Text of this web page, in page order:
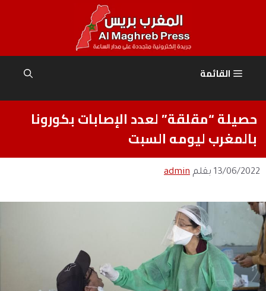
القائمة
حصيلة “مقلقة” لعدد الإصابات بكورونا
بالمغرب ليومه السبت
13/06/2022 بقلم admin